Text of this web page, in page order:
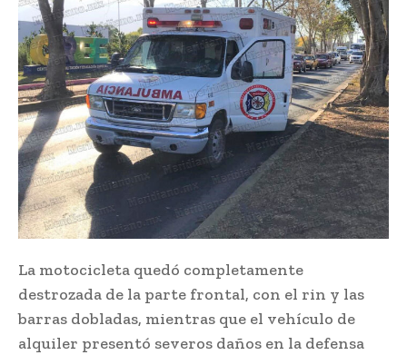
La motocicleta quedó completamente
destrozada de la parte frontal, con el rin y las
barras dobladas, mientras que el vehículo de
alquiler presentó severos daños en la defensa